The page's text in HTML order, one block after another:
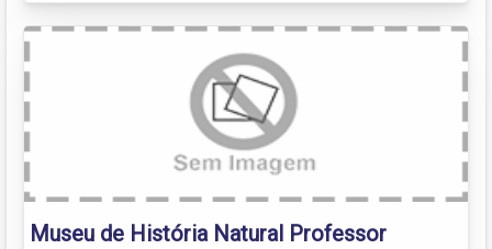
Museu de História Natural Professor